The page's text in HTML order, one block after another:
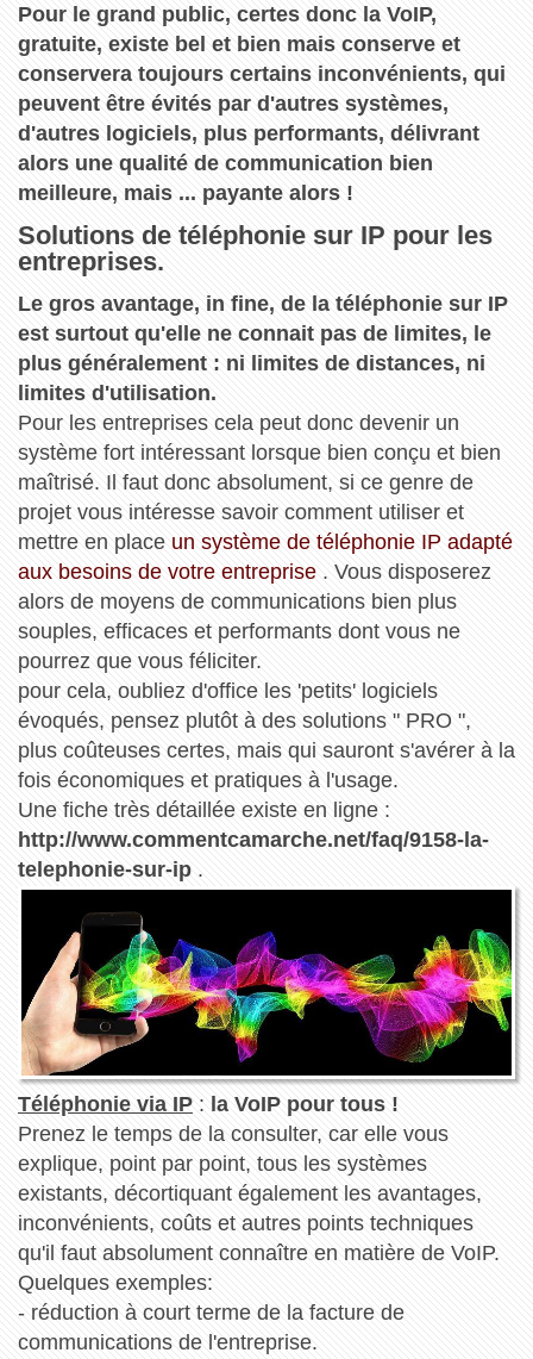
Pour le grand public, certes donc la VoIP,
gratuite, existe bel et bien mais conserve et
conservera toujours certains inconvénients, qui
peuvent être évités par d'autres systèmes,
d'autres logiciels, plus performants, délivrant
alors une qualité de communication bien
meilleure, mais ... payante alors !
Solutions de téléphonie sur IP pour les
entreprises.
Le gros avantage, in fine, de la téléphonie sur IP
est surtout qu'elle ne connait pas de limites, le
plus généralement : ni limites de distances, ni
limites d'utilisation.
Pour les entreprises cela peut donc devenir un
système fort intéressant lorsque bien conçu et bien
maîtrisé. Il faut donc absolument, si ce genre de
projet vous intéresse savoir comment utiliser et
mettre en place un système de téléphonie IP adapté
aux besoins de votre entreprise. Vous disposerez
alors de moyens de communications bien plus
souples, efficaces et performants dont vous ne
pourrez que vous féliciter.
pour cela, oubliez d'office les 'petits' logiciels
évoqués, pensez plutôt à des solutions " PRO ",
plus coûteuses certes, mais qui sauront s'avérer à la
fois économiques et pratiques à l'usage.
Une fiche très détaillée existe en ligne :
http://www.commentcamarche.net/faq/9158-la-
telephonie-sur-ip.
Téléphonie via IP: la VoIP pour tous !
Prenez le temps de la consulter, car elle vous
explique, point par point, tous les systèmes
existants, décortiquant également les avantages,
inconvénients, coûts et autres points techniques
qu'il faut absolument connaître en matière de VoIP.
Quelques exemples:
- réduction à court terme de la facture de
communications de l'entreprise.